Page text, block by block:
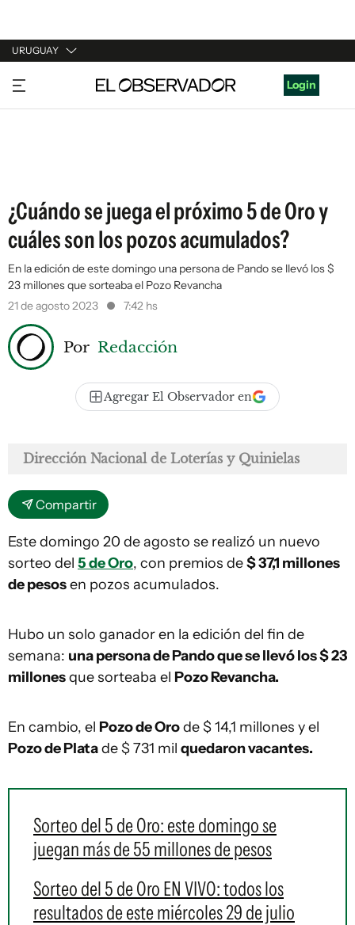
URUGUAY
URUGUAY
ARGENTINA
Login
¿Cuándo se juega el próximo 5 de Oro y
cuáles son los pozos acumulados?
En la edición de este domingo una persona de Pando se llevó los $
23 millones que sorteaba el Pozo Revancha
21 de agosto 2023
7:42 hs
Por Redacción
Agregar El Observador en
Dirección Nacional de Loterías y Quinielas
Compartir
Este domingo 20 de agosto se realizó un nuevo
sorteo del 5 de Oro, con premios de$ 37,1 millones
de pesosen pozos acumulados.
Hubo un solo ganador en la edición del fin de
semana: una persona de Pando que se llevó los $ 23
millonesque sorteaba el Pozo Revancha.
En cambio, el Pozo de Orode $ 14,1 millones y el
Pozo de Platade $ 731 mil quedaron vacantes.
Sorteo del 5 de Oro: este domingo se
juegan más de 55 millones de pesos
Sorteo del 5 de Oro EN VIVO: todos los
resultados de este miércoles 29 de julio